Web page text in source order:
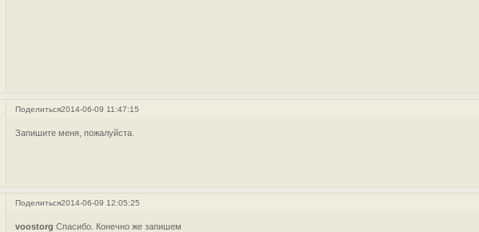
Поделиться2014-06-09 11:47:15
Запишите меня, пожалуйста.
Поделиться2014-06-09 12:05:25
voostorg Спасибо. Конечно же запишем